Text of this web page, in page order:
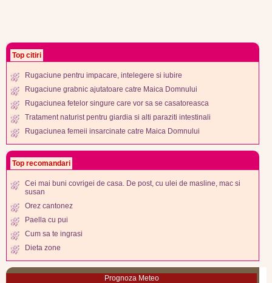
Top citiri
Rugaciune pentru impacare, intelegere si iubire
Rugaciune grabnic ajutatoare catre Maica Domnului
Rugaciunea fetelor singure care vor sa se casatoreasca
Tratament naturist pentru giardia si alti paraziti intestinali
Rugaciunea femeii insarcinate catre Maica Domnului
Top recomandari
Cei mai buni covrigei de casa. De post, cu ulei de masline, mac si
susan
Orez cantonez
Paella cu pui
Cum sa te ingrasi
Dieta zone
Prognoza Meteo